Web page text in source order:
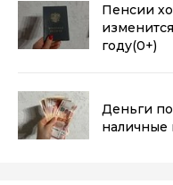
Пенсии
году(0+)
Деньги
наличные